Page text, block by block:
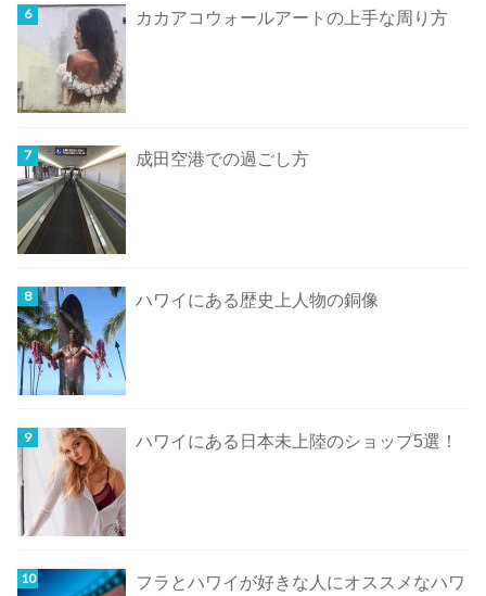
カカアコウォールアートの上手な周り方
成田空港での過ごし方
ハワイにある歴史上人物の銅像
ハワイにある日本未上陸のショップ5選！
フラとハワイが好きな人にオススメなハワ